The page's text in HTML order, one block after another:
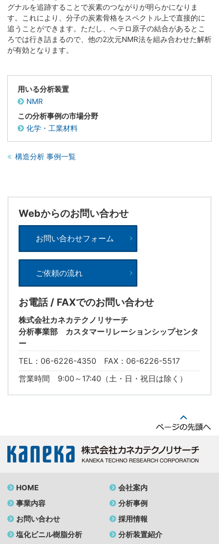
グナルを追跡することで炭素のつながりが明らかになりま
す。これにより、分子の炭素骨格をスペクトル上で直接的に
追うことができます。ただし、ヘテロ原子の結合があるとこ
ろでは行き詰まるので、他の2次元NMR法を組み合わせた解析
が有効となります。
用いる分析装置
NMR
この分析事例の市場分野
化学・工業材料
構造分析 事例一覧
Webからのお問い合わせ
お問い合わせフォーム
ご依頼の流れ
お電話 / FAXでのお問い合わせ
株式会社カネカテクノリサーチ
分析事業部 カスタマーリレーションシップセンタ
ー
TEL：06-6226-4350 FAX：06-6226-5517
営業時間 9:00～17:40（土・日・祝日は除く）
HOME
会社案内
事業内容
分析事例
お問い合わせ
採用情報
塩化ビニル樹脂分析
分析装置紹介